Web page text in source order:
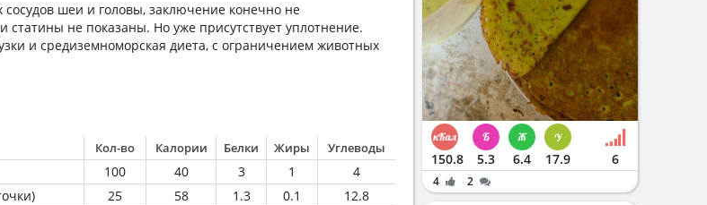
шеи и головы, заключение конечно не
статины не показаны. Но уже присутствует уплотнение.
и средиземноморская диета, с ограничением животных
Кол-во Калории Белки Жиры Углеводы
100 40 3 1
4
25 58 1.3 0.1
12.8
150.8 5.3 6.4 17.9 6
4 2